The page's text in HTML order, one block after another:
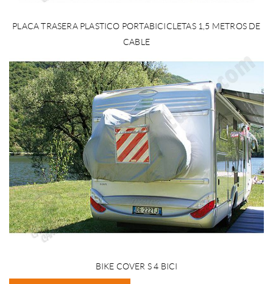
PLACA TRASERA PLASTICO PORTABICICLETAS 1,5 METROS DE
CABLE
BIKE COVER S 4 BICI